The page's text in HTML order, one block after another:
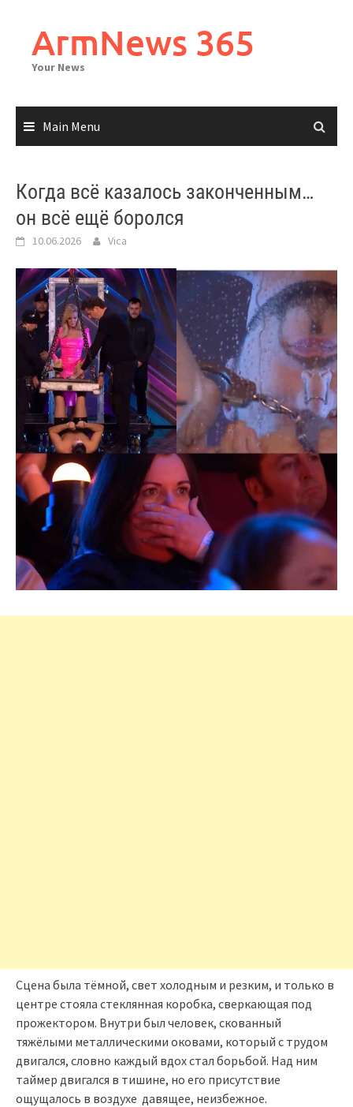
contentArmNews 365
Your News
Main Menu
Когда всё казалось законченным…
он всё ещё боролся
10.06.2026 Vica
Сцена была тёмной, свет холодным и резким, и только в
центре стояла стеклянная коробка, сверкающая под
прожектором. Внутри был человек, скованный
тяжёлыми металлическими оковами, который с трудом
двигался, словно каждый вдох стал борьбой. Над ним
таймер двигался в тишине, но его присутствие
ощущалось в воздухе давящее, неизбежное.